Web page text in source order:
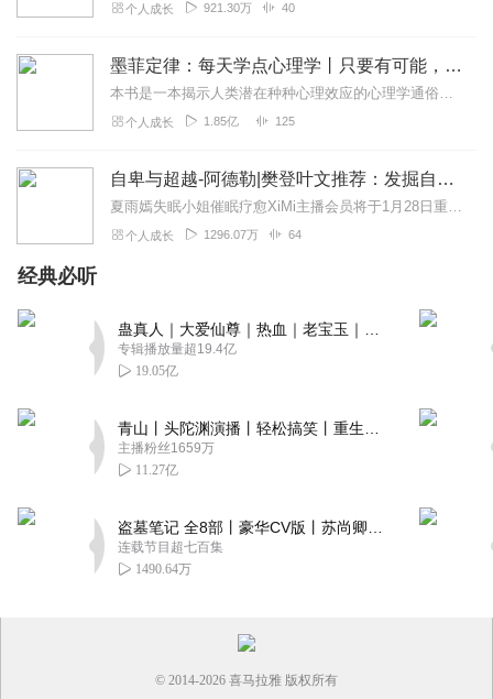
个人成长 921.30万 40
墨菲定律：每天学点心理学丨只要有可能，就一定会发生
本书是一本揭示人类潜在种种心理效应的心理学通俗读物，其中最有代表性的即“墨菲定律”。与此同时，从自我认知、经济管理等方面入手，作者引出了数十条对现代人工作和生活...
个人成长 1.85亿 125
自卑与超越-阿德勒|樊登叶文推荐：发掘自卑潜力，找到人生意义
夏雨嫣失眠小姐催眠疗愈XiMi主播会员将于1月28日重磅上线！！马上加入>>1.每月4条会员专属催眠疗愈引导声音2.每月2场会员会员专享直播3.365天2...
个人成长 1296.07万 64
经典必听
专辑播放量超19.4亿
19.05亿
主播粉丝1659万
11.27亿
连载节目超七百集
1490.64万
© 2014-2026 喜马拉雅 版权所有